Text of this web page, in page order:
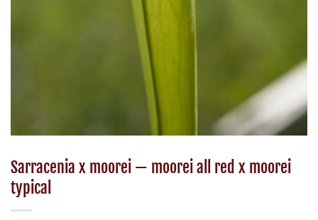
Sarracenia x moorei — moorei all red x moorei
typical